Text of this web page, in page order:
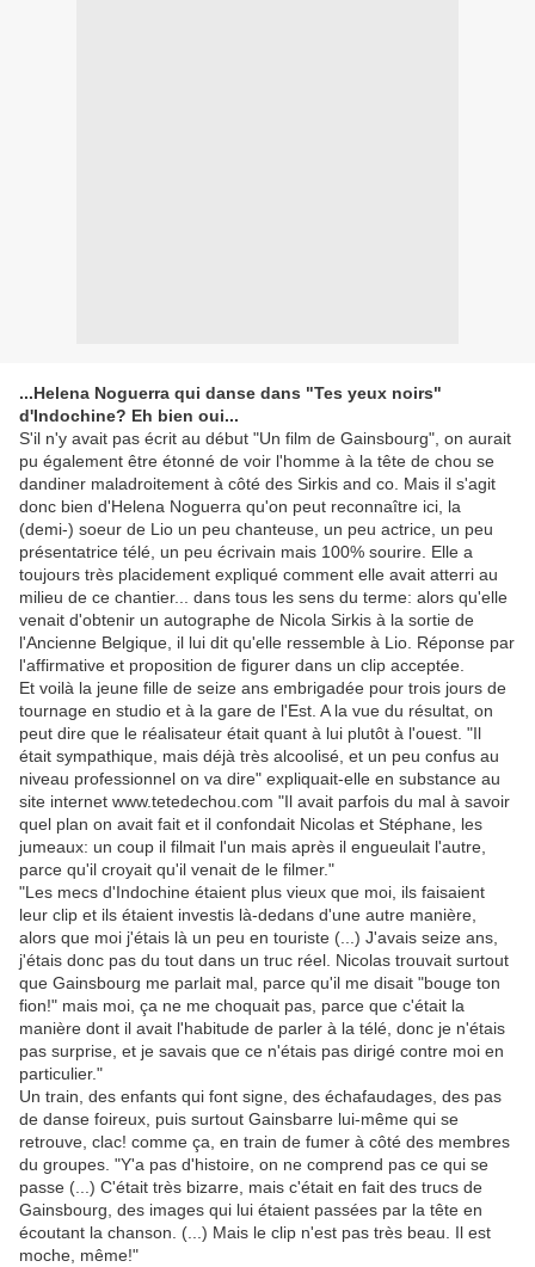
...Helena Noguerra qui danse dans "Tes yeux noirs"
d'Indochine? Eh bien oui...
S'il n'y avait pas écrit au début "Un film de Gainsbourg", on aurait
pu également être étonné de voir l'homme à la tête de chou se
dandiner maladroitement à côté des Sirkis and co. Mais il s'agit
donc bien d'Helena Noguerra qu'on peut reconnaître ici, la
(demi-) soeur de Lio un peu chanteuse, un peu actrice, un peu
présentatrice télé, un peu écrivain mais 100% sourire. Elle a
toujours très placidement expliqué comment elle avait atterri au
milieu de ce chantier... dans tous les sens du terme: alors qu'elle
venait d'obtenir un autographe de Nicola Sirkis à la sortie de
l'Ancienne Belgique, il lui dit qu'elle ressemble à Lio. Réponse par
l'affirmative et proposition de figurer dans un clip acceptée.
Et voilà la jeune fille de seize ans embrigadée pour trois jours de
tournage en studio et à la gare de l'Est. A la vue du résultat, on
peut dire que le réalisateur était quant à lui plutôt à l'ouest. "Il
était sympathique, mais déjà très alcoolisé, et un peu confus au
niveau professionnel on va dire" expliquait-elle en substance au
site internet www.tetedechou.com "Il avait parfois du mal à savoir
quel plan on avait fait et il confondait Nicolas et Stéphane, les
jumeaux: un coup il filmait l'un mais après il engueulait l'autre,
parce qu'il croyait qu'il venait de le filmer."
"Les mecs d'Indochine étaient plus vieux que moi, ils faisaient
leur clip et ils étaient investis là-dedans d'une autre manière,
alors que moi j'étais là un peu en touriste (...) J'avais seize ans,
j'étais donc pas du tout dans un truc réel. Nicolas trouvait surtout
que Gainsbourg me parlait mal, parce qu'il me disait "bouge ton
fion!" mais moi, ça ne me choquait pas, parce que c'était la
manière dont il avait l'habitude de parler à la télé, donc je n'étais
pas surprise, et je savais que ce n'étais pas dirigé contre moi en
particulier."
Un train, des enfants qui font signe, des échafaudages, des pas
de danse foireux, puis surtout Gainsbarre lui-même qui se
retrouve, clac! comme ça, en train de fumer à côté des membres
du groupes. "Y'a pas d'histoire, on ne comprend pas ce qui se
passe (...) C'était très bizarre, mais c'était en fait des trucs de
Gainsbourg, des images qui lui étaient passées par la tête en
écoutant la chanson. (...) Mais le clip n'est pas très beau. Il est
moche, même!"